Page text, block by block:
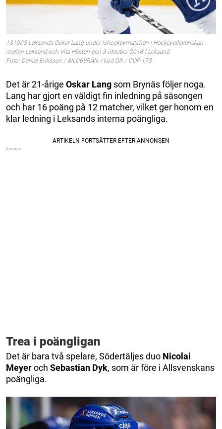
181003 Leksands Oskar Lang under ishockeymatchen i Hockeyallsvenskan
mellan Leksand och Vita Hästen den 3 oktober 2018 i Leksand.
Foto: Daniel Eriksson / BILDBYRÅN / kod DR / COP 173
Det är 21-årige Oskar Lang som Brynäs följer noga.
Lang har gjort en väldigt fin inledning på säsongen
och har 16 poäng på 12 matcher, vilket ger honom en
klar ledning i Leksands interna poängliga.
Trea i poängligan
Det är bara två spelare, Södertäljes duo Nicolai
Meyeroch Sebastian Dyk, som är före i Allsvenskans
poängliga.